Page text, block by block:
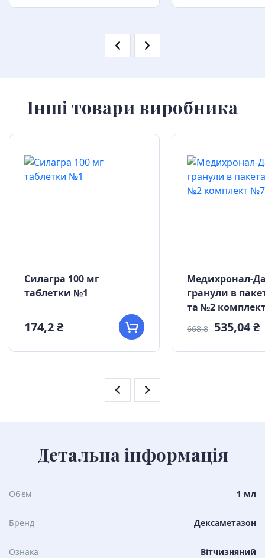
Інші товари виробника
Силагра 100 мг
таблетки №1
174,2 ₴
Медихронал-
гранули в
та №2
668,8 535,04 ₴
Детальна інформація
Об'єм 1 мл
Бренд Дексаметазон
Ознака Вітчизняний